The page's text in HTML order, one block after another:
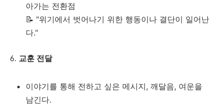
아가는 전환점
📝 "위기에서 벗어나기 위한 행동이나 결단이 일어난
다."
6. 교훈 전달
이야기를 통해 전하고 싶은 메시지, 깨달음, 여운을
남긴다.